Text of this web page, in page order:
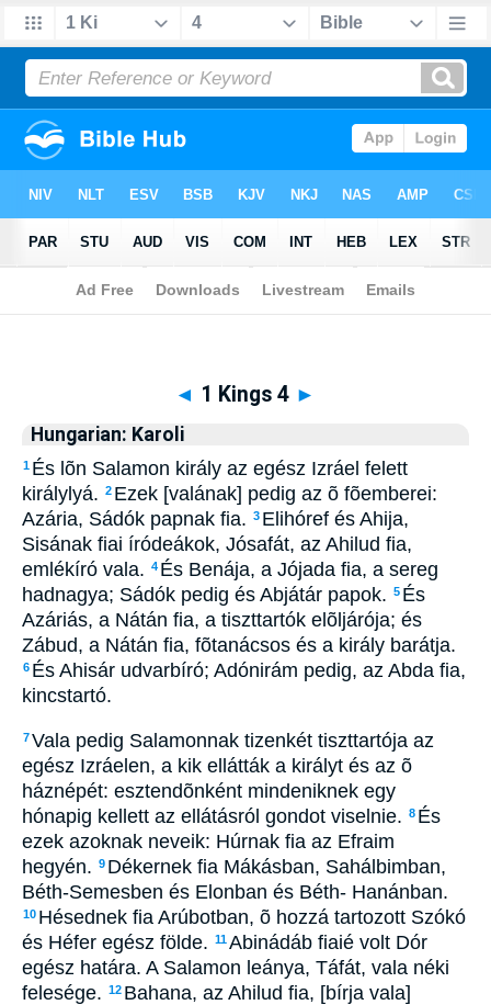
Biblia>Hungarian: Karoli > 1 Kings 4
◄ 1 Kings 4 ►
Hungarian: Karoli
1 És lõn Salamon király az egész Izráel felett
királylyá. 2 Ezek [valának] pedig az õ fõemberei:
Azária, Sádók papnak fia. 3 Elihóref és Ahija,
Sisának fiai íródeákok, Jósafát, az Ahilud fia,
emlékíró vala. 4 És Benája, a Jójada fia, a sereg
hadnagya; Sádók pedig és Abjátár papok. 5 És
Azáriás, a Nátán fia, a tiszttartók elõljárója; és
Zábud, a Nátán fia, fõtanácsos és a király barátja.
6 És Ahisár udvarbíró; Adónirám pedig, az Abda fia,
kincstartó.
7Vala pedig Salamonnak tizenkét tiszttartója az
egész Izráelen, a kik ellátták a királyt és az õ
háznépét: esztendõnként mindeniknek egy
hónapig kellett az ellátásról gondot viselnie. 8 És
ezek azoknak neveik: Húrnak fia az Efraim
hegyén. 9 Dékernek fia Mákásban, Sahálbimban,
Béth-Semesben és Elonban és Béth- Hanánban.
10 Hésednek fia Arúbotban, õ hozzá tartozott Szókó
és Héfer egész földe. 11Abinádáb fiaié volt Dór
egész határa. A Salamon leánya, Táfát, vala néki
felesége. 12 Bahana, az Ahilud fia, [bírja vala]